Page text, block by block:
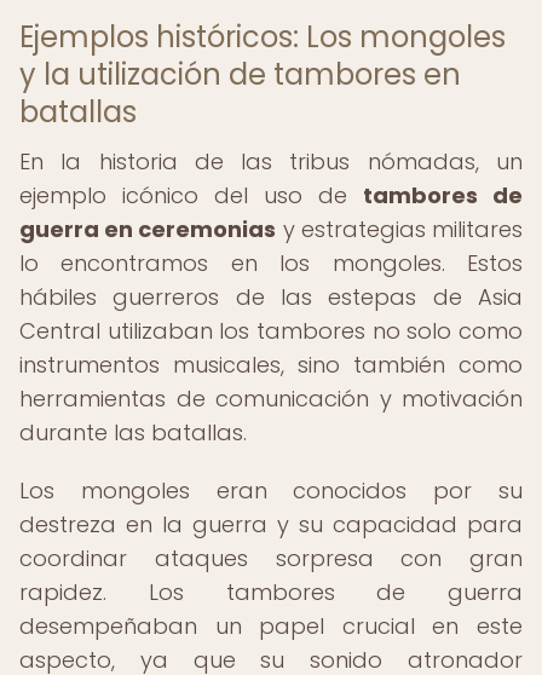
Ejemplos históricos: Los mongoles
y la utilización de tambores en
batallas
En la historia de las tribus nómadas, un
ejemplo icónico del uso de tambores de
guerra en ceremonias y estrategias militares
lo encontramos en los mongoles. Estos
hábiles guerreros de las estepas de Asia
Central utilizaban los tambores no solo como
instrumentos musicales, sino también como
herramientas de comunicación y motivación
durante las batallas.
Los mongoles eran conocidos por su
destreza en la guerra y su capacidad para
coordinar ataques sorpresa con gran
rapidez. Los tambores de guerra
desempeñaban un papel crucial en este
aspecto, ya que su sonido atronador